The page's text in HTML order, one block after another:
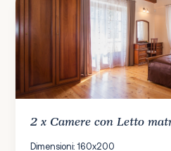
2 x Camere con Letto
Dimensioni: 160x200